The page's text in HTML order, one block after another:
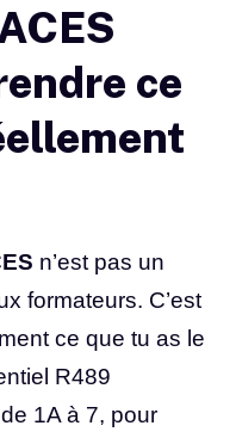
ce
n’est pas un
formateurs. C’est
ce que tu as le
R489
1A à 7, pour